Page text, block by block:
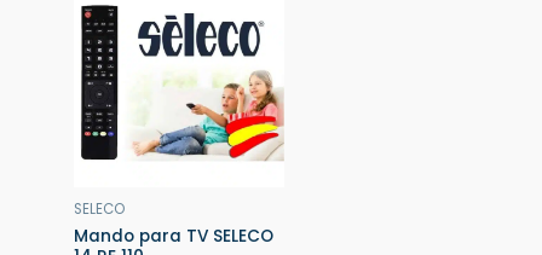
SELECO
Mando para TV SELECO